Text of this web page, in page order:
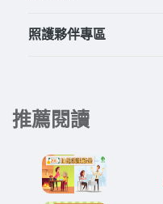
照護夥伴專區
推薦閱讀